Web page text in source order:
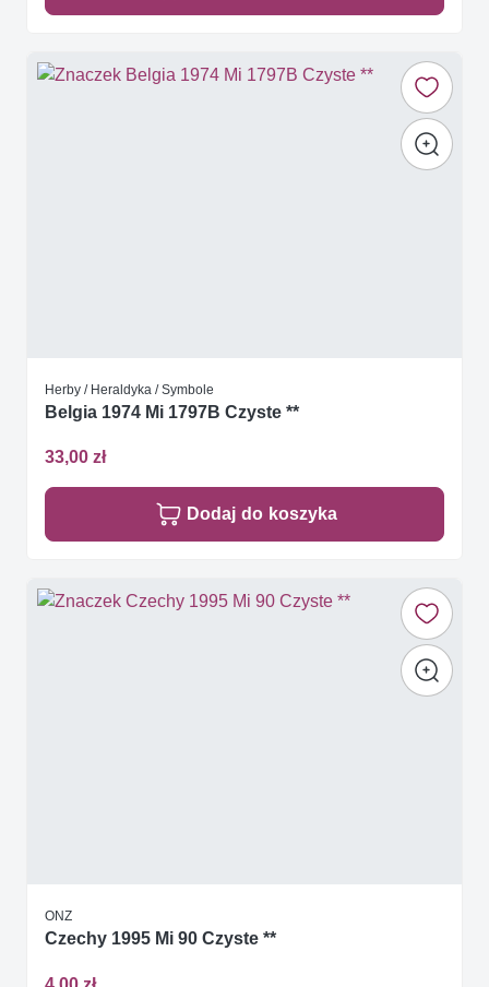
Herby / Heraldyka / Symbole
Belgia 1974 Mi 1797B Czyste **
33,00 zł
Dodaj do koszyka
ONZ
Czechy 1995 Mi 90 Czyste **